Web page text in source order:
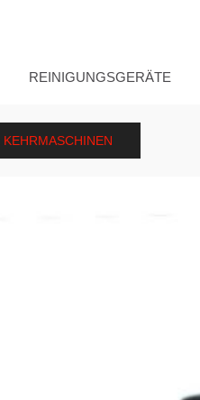
REINIGUNGSGERÄTE
KEHRMASCHINEN